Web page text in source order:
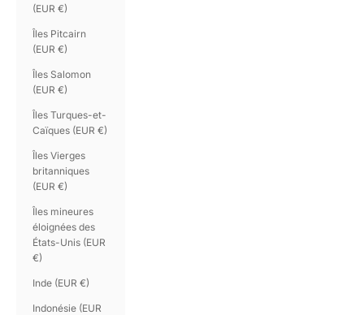
(EUR €)
Îles Pitcairn
(EUR €)
Îles Salomon
(EUR €)
Îles Turques-et-
Caïques (EUR €)
Îles Vierges
britanniques
(EUR €)
Îles mineures
éloignées des
États-Unis (EUR
€)
Inde (EUR €)
Indonésie (EUR